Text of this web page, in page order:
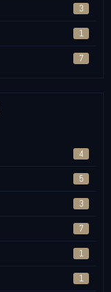
3
1
7
4
5
3
7
1
1